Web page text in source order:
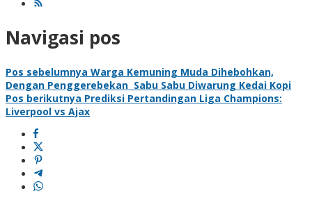
Navigasi pos
Pos sebelumnya Warga Kemuning Muda Dihebohkan,
Dengan Penggerebekan Sabu Sabu Diwarung Kedai Kopi
Pos berikutnya Prediksi Pertandingan Liga Champions:
Liverpool vs Ajax